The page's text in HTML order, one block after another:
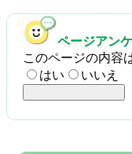
ページアン
このページの内容
はい
いいえ